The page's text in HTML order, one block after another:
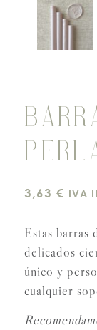
3,63€ IVA
Estas barras
delicados
único y
cualquier